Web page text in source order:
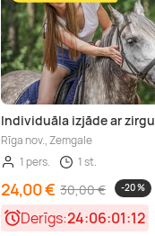
Individuāla izjāde ar zirgu
Rīga nov., Zemgale
1 pers.
1 st.
24,00 € 30,00 € -20 %
Derīgs:24:06:01:10